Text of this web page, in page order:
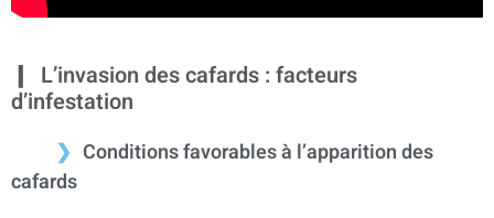
L’invasion des cafards : facteurs
d’infestation
Conditions favorables à l’apparition des
cafards